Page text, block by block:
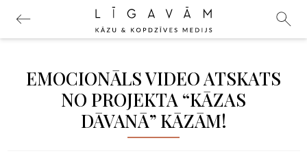
EMOCIONĀLS VIDEO ATSKATS
NO PROJEKTA “KĀZAS
DĀVANĀ” KĀZĀM!